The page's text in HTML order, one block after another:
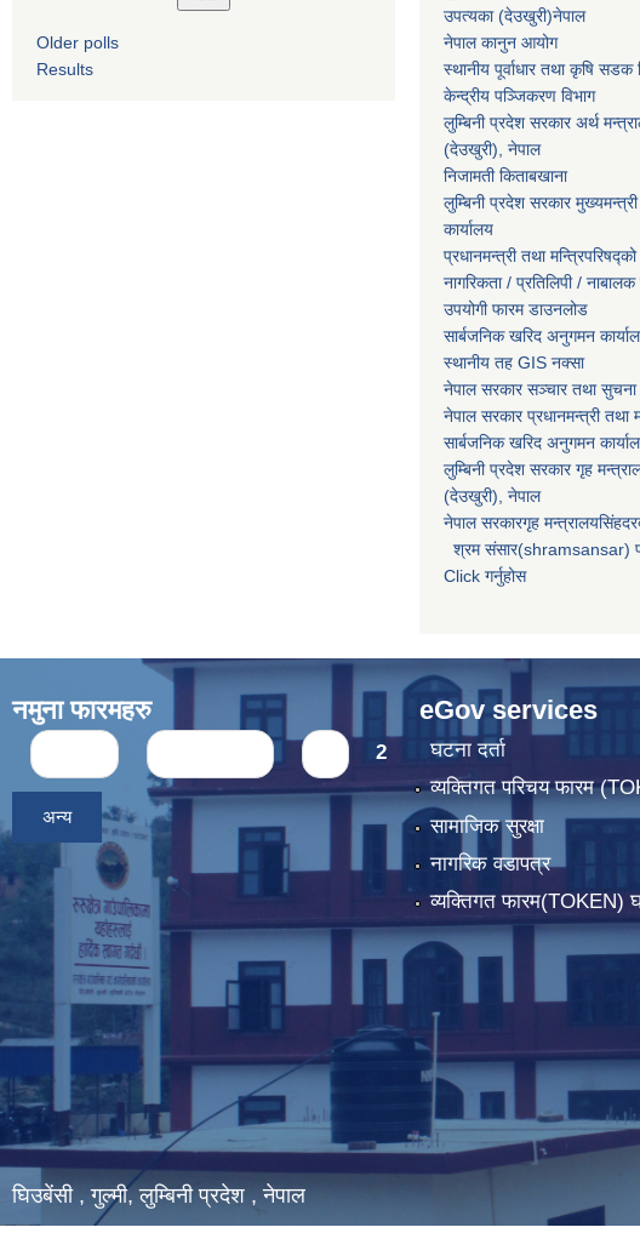
Older polls
Results
उपत्यका (देउखुरी)नेपाल
नेपाल कानुन आयोग
स्थानीय पूर्वाधार तथा कृषि सडक
केन्द्रीय पञ्जिकरण विभाग
लुम्बिनी प्रदेश सरकार अर्थ
(देउखुरी), नेपाल
निजामती किताबखाना
लुम्बिनी प्रदेश सरकार मुख्यमन्त्री
कार्यालय
प्रधानमन्त्री तथा मन्त्रिपरिषद्को
नागरिकता / प्रतिलिपी /
उपयोगी फारम डाउनलोड
सार्बजनिक खरिद अनुगमन
स्थानीय तह GIS नक्सा
नेपाल सरकारसञ्चार तथा सुचना
नेपाल सरकार प्रधानमन्त्री तथा
सार्बजनिक खरिद अनुगमन
लुम्बिनी प्रदेश सरकार गृह
(देउखुरी), नेपाल
नेपाल सरकारगृह
श्रम संसार(shramsansar)
Click गर्नुहोस
नमुना फारमहरु
Pages 2
अन्य
eGov services
घटना दर्ता
व्यक्तिगत परिचय फारम
सामाजिक सुरक्षा
नागरिक वडापत्र
व्यक्तिगत फारम(TOKEN)
घिउबेंसी , गुल्मी, लुम्बिनी प्रदेश , नेपाल